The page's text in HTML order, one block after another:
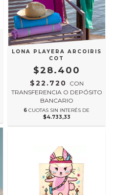
LONA PLAYERA ARCOIRIS
COT
$28.400
$22.720 CON
TRANSFERENCIA O DEPÓSITO
BANCARIO
6 CUOTAS SIN INTERÉS DE
$4.733,33